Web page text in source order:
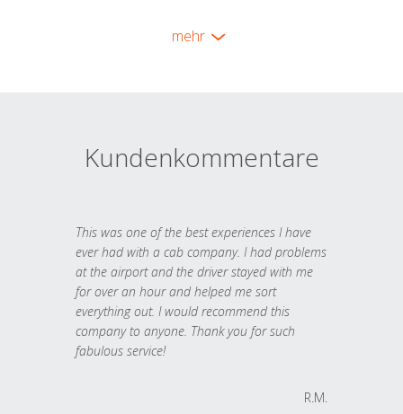
mehr
Kundenkommentare
This was one of the best experiences I have
ever had with a cab company. I had problems
at the airport and the driver stayed with me
for over an hour and helped me sort
everything out. I would recommend this
company to anyone. Thank you for such
fabulous service!
R.M.